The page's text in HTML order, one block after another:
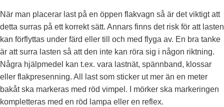
När man placerar last på en öppen flakvagn så är det viktigt att
detta surras på ett korrekt sätt. Annars finns det risk för att lasten
kan förflyttas under färd eller till och med flyga av. En bra tanke
är att surra lasten så att den inte kan röra sig i någon riktning.
Några hjälpmedel kan t.ex. vara lastnät, spännband, klossar
eller flakpresenning. All last som sticker ut mer än en meter
bakåt ska markeras med röd vimpel. I mörker ska markeringen
kompletteras med en röd lampa eller en reflex.